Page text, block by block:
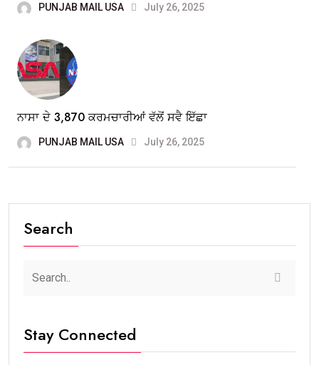
PUNJAB MAIL USA July 26, 2025
ਨਾਸਾ ਦੇ 3,870 ਕਰਮਚਾਰੀਆਂ ਵੱਲੋਂ ਸਵੈ ਇੱਛਾ
PUNJAB MAIL USA July 26, 2025
Search
Stay Connected